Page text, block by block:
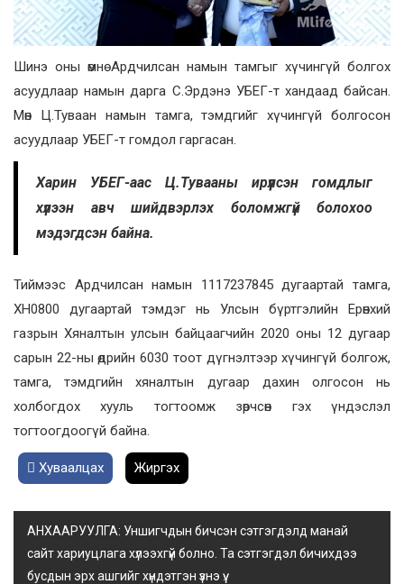
Шинэ оны өмнө Ардчилсан намын тамгыг хүчингүй болгох
асуудлаар намын дарга С.Эрдэнэ УБЕГ-т хандаад байсан.
Мөн Ц.Туваан намын тамга, тэмдгийг хүчингүй болгосон
асуудлаар УБЕГ-т гомдол гаргасан.
Харин УБЕГ-аас Ц.Тувааны ирүүлсэн гомдлыг
хүлээн авч шийдвэрлэх боломжгүй болохоо
мэдэгдсэн байна.
Тиймээс Ардчилсан намын 1117237845 дугаартай тамга,
ХН0800 дугаартай тэмдэг нь Улсын бүртгэлийн Ерөнхий
газрын Хяналтын улсын байцаагчийн 2020 оны 12 дугаар
сарын 22-ны өдрийн 6030 тоот дүгнэлтээр хүчингүй болгож,
тамга, тэмдгийн хяналтын дугаар дахин олгосон нь
холбогдох хууль тогтоомж зөрчсөн гэх үндэслэл
тогтоогдоогүй байна.
Хуваалцах Жиргэх
АНХААРУУЛГА: Уншигчдын бичсэн сэтгэгдэлд манай
сайт хариуцлага хүлээхгүй болно. Та сэтгэгдэл бичихдээ
бусдын эрх ашгийг хүндэтгэн үзнэ үү.